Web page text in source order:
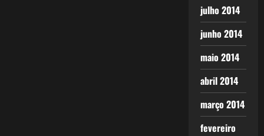
julho 2014
junho 2014
maio 2014
abril 2014
março 2014
fevereiro